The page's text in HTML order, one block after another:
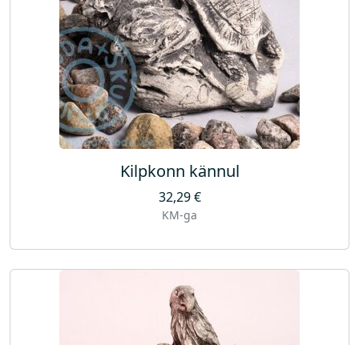
Kilpkonn kännul
32,29€
KM-ga